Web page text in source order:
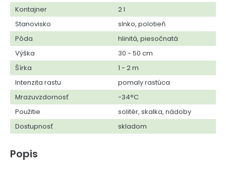
Kontajner
2 l
Stanovisko
slnko, polotieň
Pôda
hlinitá, piesočnatá
Výška
30 - 50 cm
Šírka
1 - 2 m
Intenzita rastu
pomaly rastúca
Mrazuvzdornosť
-34°C
Použitie
solitér, skalka, nádoby
Dostupnosť
skladom
Popis